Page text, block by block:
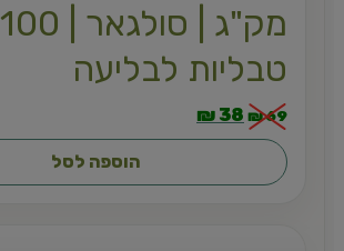
מק"ג | סולגאר | 100
טבליות לבליעה
69
₪
38
₪
הוספה לסל